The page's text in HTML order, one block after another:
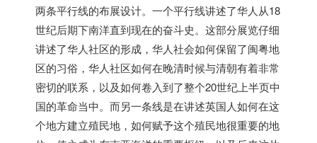
两条平行线的布展设计。一个平行线讲述了华人从18
世纪后期下南洋直到现在的奋斗史。这部分展览仔细
讲述了华人社区的形成，华人社会如何保留了闽粤地
区的习俗，华人社区如何在晚清时候与清朝有着非常
密切的联系，以及如何卷入到了整个20世纪上半页中
国的革命当中。而另一条线是在讲述英国人如何在这
个地方建立殖民地，如何赋予这个殖民地很重要的地